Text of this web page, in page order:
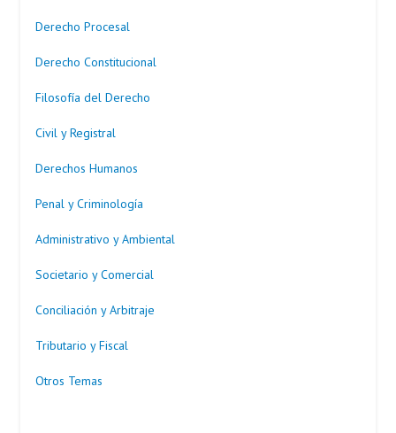
Derecho Procesal
Derecho Constitucional
Filosofía del Derecho
Civil y Registral
Derechos Humanos
Penal y Criminología
Administrativo y Ambiental
Societario y Comercial
Conciliación y Arbitraje
Tributario y Fiscal
Otros Temas